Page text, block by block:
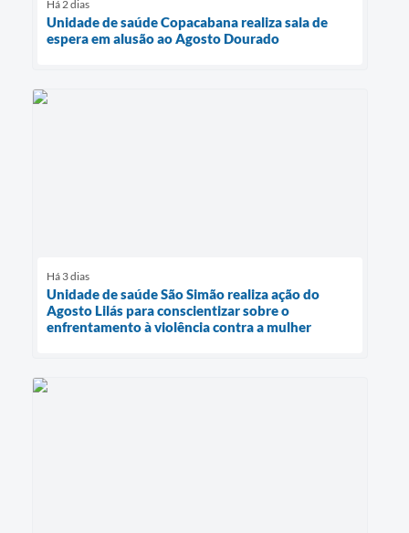
Há 2 dias
Unidade de saúde Copacabana realiza sala de
espera em alusão ao Agosto Dourado
Há 3 dias
Unidade de saúde São Simão realiza ação do
Agosto Lilás para conscientizar sobre o
enfrentamento à violência contra a mulher